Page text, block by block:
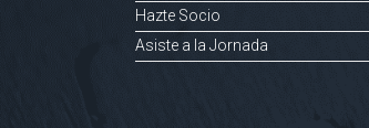
Hazte Socio
Asiste a la Jornada